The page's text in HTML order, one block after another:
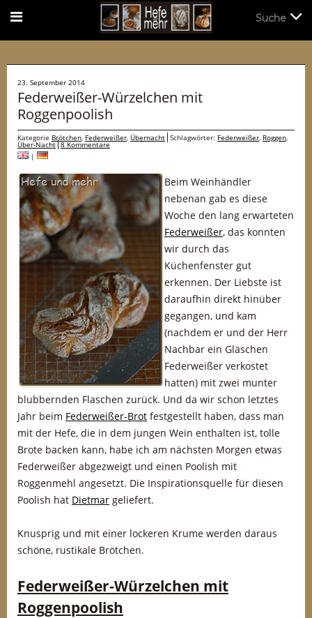
23. September 2014
Federweißer-Würzelchen mit
Roggenpoolish
Kategorie Brötchen, Federweißer, Übernacht Schlagwörter: Federweißer, Roggen,
Über-Nacht 8 Kommentare
|
Beim Weinhändler
nebenan gab es diese
Woche den lang erwarteten
Federweißer, das konnten
wir durch das
Küchenfenster gut
erkennen. Der Liebste ist
daraufhin direkt hinüber
gegangen, und kam
(nachdem er und der Herr
Nachbar ein Gläschen
Federweißer verkostet
hatten) mit zwei munter
blubbernden Flaschen zurück. Und da wir schon letztes
Jahr beim Federweißer-Brot festgestellt haben, dass man
mit der Hefe, die in dem jungen Wein enthalten ist, tolle
Brote backen kann, habe ich am nächsten Morgen etwas
Federweißer abgezweigt und einen Poolish mit
Roggenmehl angesetzt. Die Inspirationsquelle für diesen
Poolish hat Dietmar geliefert.
Knusprig und mit einer lockeren Krume werden daraus
schöne, rustikale Brötchen.
Federweißer-Würzelchen mit
Roggenpoolish
Suche
Suche